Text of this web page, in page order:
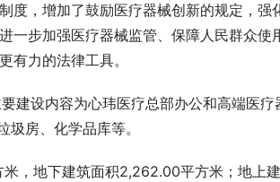
度，增加了鼓励医疗器械创新的规定，强
一步加强医疗器械监管、保障人民群众使
有力的法律工具。
建设内容为心玮医疗总部办公和高端医疗
房、化学品库等。
，地下建筑面积2,262.00平方米；地上